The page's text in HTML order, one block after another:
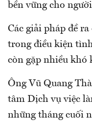
bền vững cho
Các giải pháp đề
trong điều kiện
còn gặp nhiều khó
Ông Vũ Quang
tâm Dịch vụ việc
những tháng cuối